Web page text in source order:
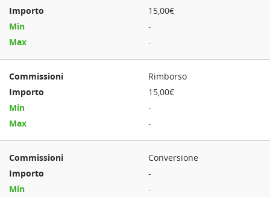
15,00€
-
-
Rimborso
15,00€
-
-
Conversione
-
-